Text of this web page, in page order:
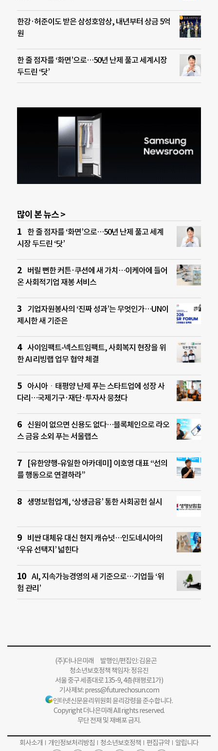
한강·허준이도 받은 삼성호암상, 내년부터 상금 5억
원
한 줄 점자를 ‘화면’으로…50년 난제 풀고 세계시장
두드린 ‘닷’
많이 본 뉴스 >
한 줄 점자를 ‘화면’으로…50년 난제 풀고 세계
시장 두드린 ‘닷’
버릴 뻔한 커튼·쿠션에 새 가치…이케아에 들어
온 사회적기업 재봉 서비스
기업자원봉사의 ‘진짜 성과’는 무엇인가…UN이
제시한 새 기준은
사이임팩트-넥스트임팩트, 사회복지 현장을 위
한 AI 리빙랩 업무 협약 체결
아시아ㆍ태평양 난제 푸는 스타트업에 성장 사
다리…국제기구·재단·투자사 뭉쳤다
신원이 없으면 신용도 없다…블록체인으로 라오
스 금융 소외 푸는 서울랩스
[유한양행-유일한 아카데미] 이호영 대표 “선의
를 행동으로 연결하라”
생명보험업계, ‘상생금융’ 통한 사회공헌 실시
비싼 대체유 대신 현지 캐슈넛…인도네시아의
‘우유 선택지’ 넓힌다
AI, 지속가능경영의 새 기준으로…기업들 ‘위
험 관리’
(주)더나은미래 발행인/편집인: 김윤곤
청소년보호정책 책임자: 정유진
서울 중구 세종대로 135-9, 4층(태평로1가)
기사제보:press@futurechosun.com
인터넷신문윤리위원회 윤리강령을 준수합니다.
Copyright 더나은미래 All rights reserved.
무단 전재 및 재배포 금지.
회사소개 개인정보처리방침 청소년보호정책 편집규약 알립니다